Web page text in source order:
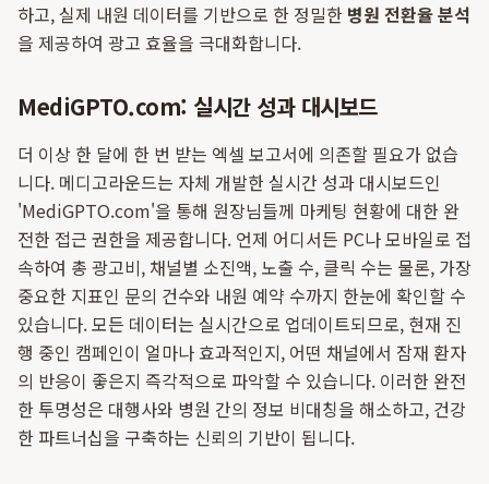
하고, 실제 내원 데이터를 기반으로 한 정밀한 병원 전환율 분석
을 제공하여 광고 효율을 극대화합니다.
MediGPTO.com: 실시간 성과 대시보드
더 이상 한 달에 한 번 받는 엑셀 보고서에 의존할 필요가 없습
니다. 메디고라운드는 자체 개발한 실시간 성과 대시보드인
'MediGPTO.com'을 통해 원장님들께 마케팅 현황에 대한 완
전한 접근 권한을 제공합니다. 언제 어디서든 PC나 모바일로 접
속하여 총 광고비, 채널별 소진액, 노출 수, 클릭 수는 물론, 가장
중요한 지표인 문의 건수와 내원 예약 수까지 한눈에 확인할 수
있습니다. 모든 데이터는 실시간으로 업데이트되므로, 현재 진
행 중인 캠페인이 얼마나 효과적인지, 어떤 채널에서 잠재 환자
의 반응이 좋은지 즉각적으로 파악할 수 있습니다. 이러한 완전
한 투명성은 대행사와 병원 간의 정보 비대칭을 해소하고, 건강
한 파트너십을 구축하는 신뢰의 기반이 됩니다.